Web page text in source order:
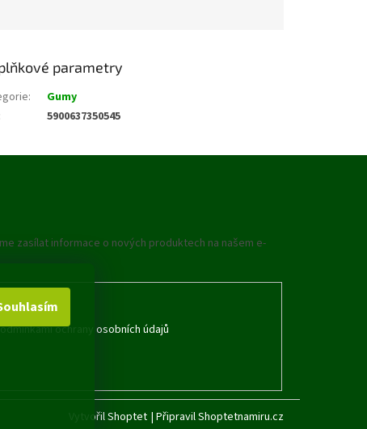
parametry
:
Gumy
5900637350545
zasílat informace o nových produktech na našem e-
ochrany osobních údajů
Vytvořil Shoptet | Připravil Shoptetnamiru.cz